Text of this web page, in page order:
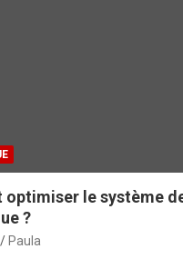
optimiser le système
?
Paula